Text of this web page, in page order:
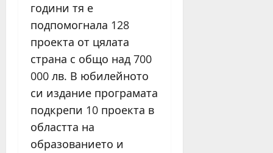
години тя е
подпомогнала 128
проекта от цялата
страна с общо над 700
000 лв. В юбилейното
си издание програмата
подкрепи 10 проекта в
областта на
образованието и